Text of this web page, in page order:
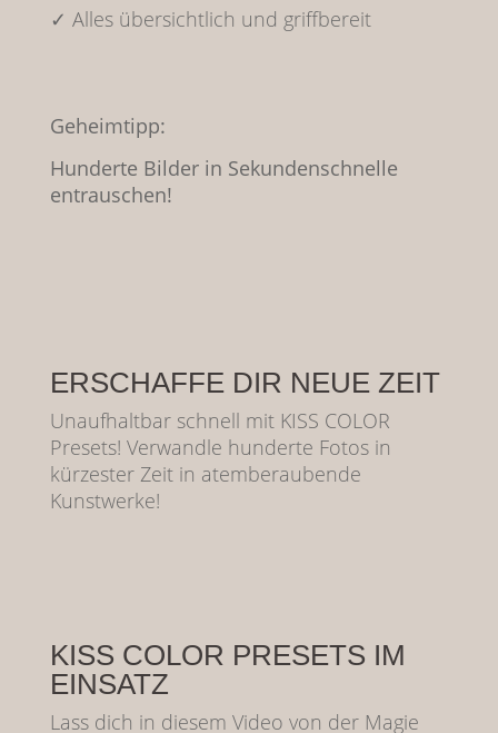
✓ Alles übersichtlich und griffbereit
Geheimtipp:
Hunderte Bilder in Sekundenschnelle
entrauschen!
ERSCHAFFE DIR NEUE ZEIT
Unaufhaltbar schnell mit KISS COLOR
Presets! Verwandle hunderte Fotos in
kürzester Zeit in atemberaubende
Kunstwerke!
KISS COLOR PRESETS IM
EINSATZ
Lass dich in diesem Video von der Magie